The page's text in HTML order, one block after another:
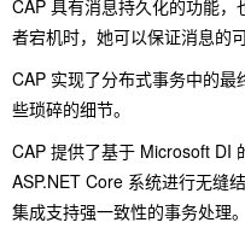
CAP 具有消息持久化的功能
者宕机时，她可以保证消息的可
CAP 实现了分布式事务中的
些琐碎的细节。
CAP 提供了基于 Microsoft DI
ASP.NET Core 系统进行无缝
集成支持强一致性的事务处理。